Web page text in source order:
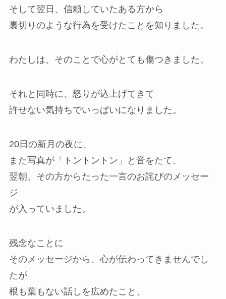
そして翌日、信頼していたある方から
裏切りのような行為を受けたことを知りました。
わたしは、そのことで心がとても傷つきました。
それと同時に、怒りが込上げてきて
許せない気持ちでいっぱいになりました。
20日の新月の夜に、
また写真が「トントントン」と音をたて、
翌朝、その方からたった一言のお詫びのメッセー
ジ
が入っていました。
残念なことに
そのメッセージから、心が伝わってきませんでし
たが
根も葉もない話しを広めたこと、